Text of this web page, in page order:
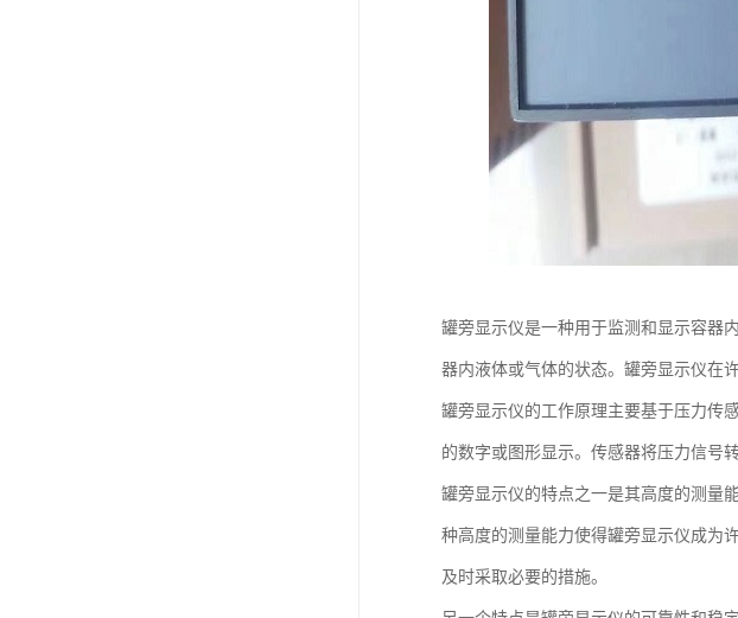
罐旁显示仪是一种用于监测和显示容器
器内液体或气体的状态。罐旁显示仪在
罐旁显示仪的工作原理主要基于压力传
的数字或图形显示。传感器将压力信号
罐旁显示仪的特点之一是其高度的测量
种高度的测量能力使得罐旁显示仪成为
及时采取必要的措施。